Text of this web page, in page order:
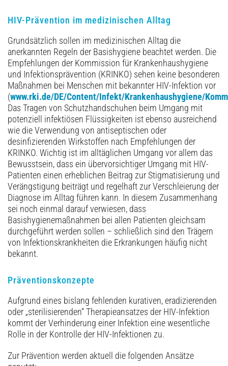
HIV-Prävention im medizinischen Alltag
Grundsätzlich sollen im medizinischen Alltag die
anerkannten Regeln der Basishygiene beachtet werden. Die
Empfehlungen der Kommission für Krankenhaushygiene
und Infektionsprävention (KRINKO) sehen keine besonderen
Maßnahmen bei Menschen mit bekannter HIV-Infektion vor
(www.rki.de/DE/Content/Infekt/Krankenhaushygiene/
Das Tragen von Schutzhandschuhen beim Umgang mit
potenziell infektiösen Flüssigkeiten ist ebenso ausreichend
wie die Verwendung von antiseptischen oder
desinfizierenden Wirkstoffen nach Empfehlungen der
KRINKO. Wichtig ist im alltäglichen Umgang vor allem das
Bewusstsein, dass ein übervorsichtiger Umgang mit HIV-
Patienten einen erheblichen Beitrag zur Stigmatisierung und
Verängstigung beiträgt und regelhaft zur Verschleierung der
Diagnose im Alltag führen kann. In diesem Zusammenhang
sei noch einmal darauf verwiesen, dass
Basishygienemaßnahmen bei allen Patienten gleichsam
durchgeführt werden sollen – schließlich sind den Trägern
von Infektionskrankheiten die Erkrankungen häufig nicht
bekannt.
Präventionskonzepte
Aufgrund eines bislang fehlenden kurativen, eradizierenden
oder „sterilisierenden“ Therapieansatzes der HIV-Infektion
kommt der Verhinderung einer Infektion eine wesentliche
Rolle in der Kontrolle der HIV-Infektionen zu.
Zur Prävention werden aktuell die folgenden Ansätze